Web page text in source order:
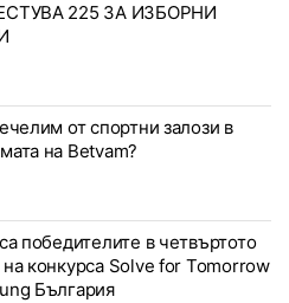
225 ЗА ИЗБОРНИ
от спортни залози в
на Betvam?
победителите в четвъртото
на конкурса Solve for Tomorrow
България